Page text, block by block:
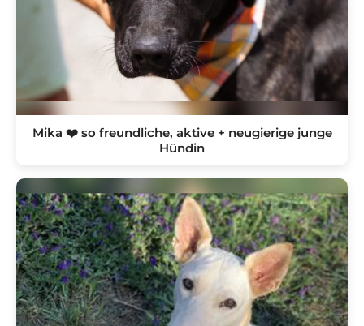
Mika ❤️ so freundliche, aktive + neugierige junge
Hündin